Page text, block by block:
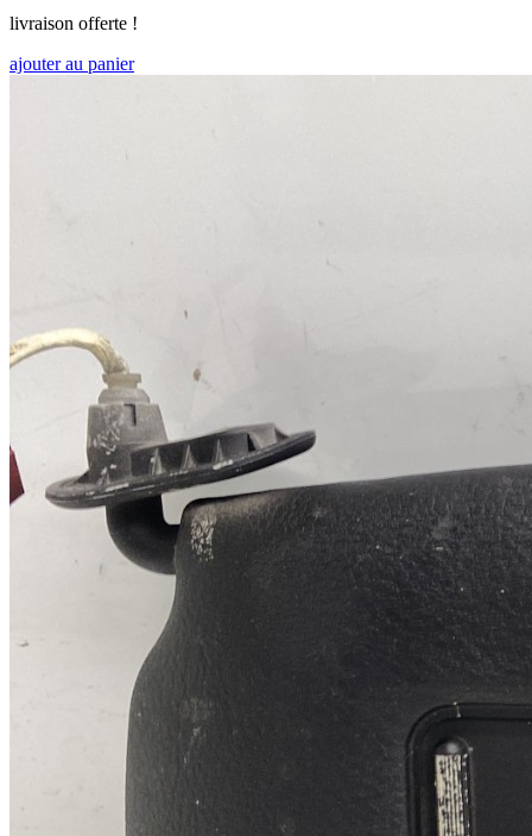
livraison offerte !
ajouter au panier